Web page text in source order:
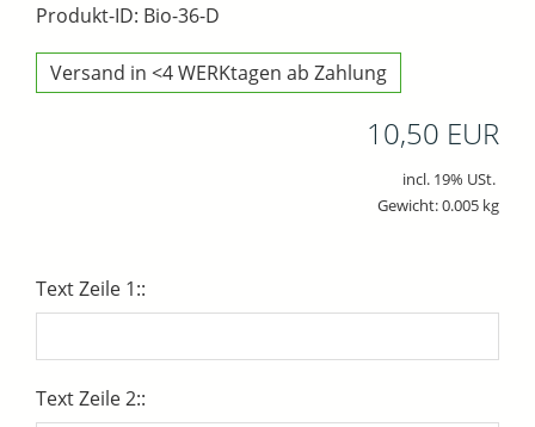
Produkt-ID: Bio-36-D
Versand in <4 WERKtagen ab Zahlung
10,50 EUR
incl. 19% USt.
Gewicht: 0.005 kg
Text Zeile 1::
Text Zeile 2::